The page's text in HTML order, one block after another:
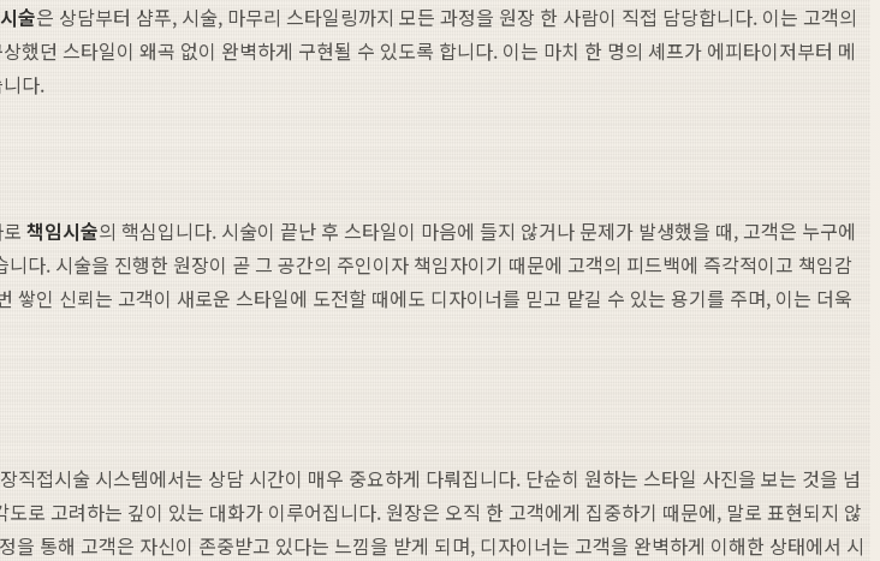
술은 상담부터 샴푸, 시술, 마무리 스타일링까지 모든 과정을 원장 한 사람이 직접 담당합니다. 이는 고객의
던 스타일이 왜곡 없이 완벽하게 구현될 수 있도록 합니다. 이는 마치 한 명의 셰프가 에피타이저부터 메
다.
책임시술의 핵심입니다. 시술이 끝난 후 스타일이 마음에 들지 않거나 문제가 발생했을 때, 고객은 누구에
다. 시술을 진행한 원장이 곧 그 공간의 주인이자 책임자이기 때문에 고객의 피드백에 즉각적이고 책임감
인 신뢰는 고객이 새로운 스타일에 도전할 때에도 디자이너를 믿고 맡길 수 있는 용기를 주며, 이는 더욱
접시술 시스템에서는 상담 시간이 매우 중요하게 다뤄집니다. 단순히 원하는 스타일 사진을 보는 것을 넘
로 고려하는 깊이 있는 대화가 이루어집니다. 원장은 오직 한 고객에게 집중하기 때문에, 말로 표현되지 않
통해 고객은 자신이 존중받고 있다는 느낌을 받게 되며, 디자이너는 고객을 완벽하게 이해한 상태에서 시